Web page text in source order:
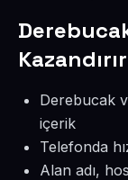
Derebucak
içerik
Telefonda
Alan adı,